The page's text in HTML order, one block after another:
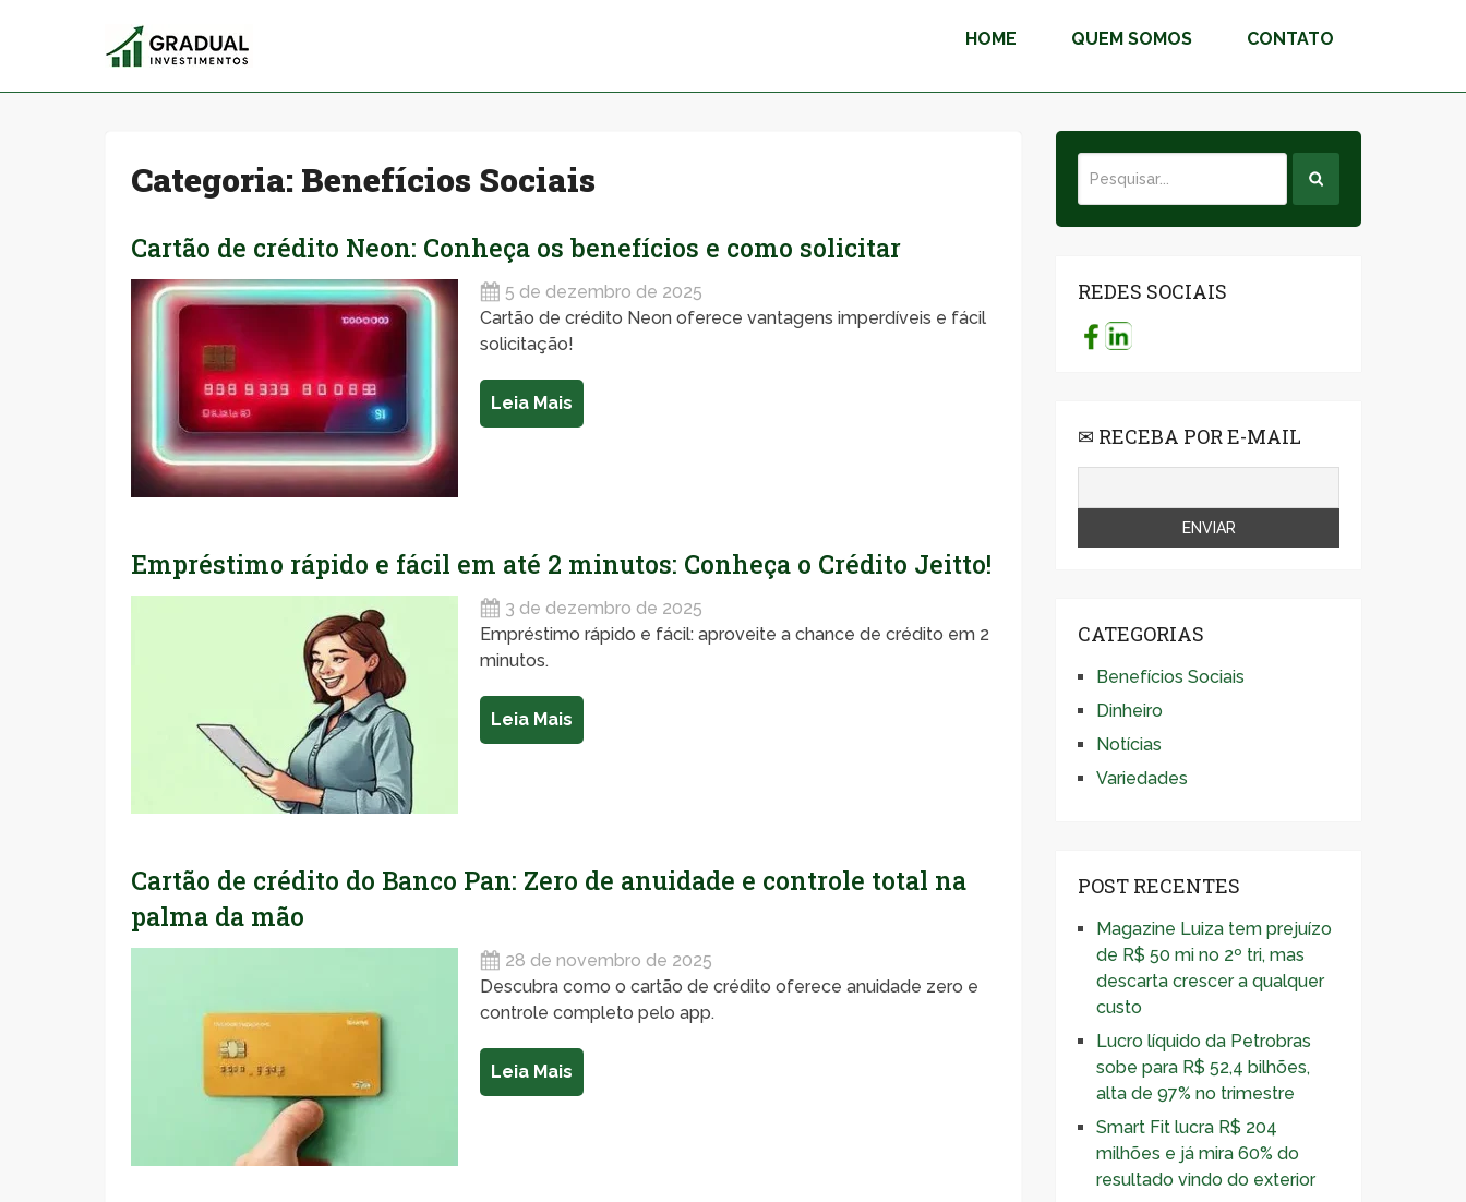
HOME QUEM SOMOS CONTATO
Categoria: Benefícios Sociais
Cartão de crédito Neon: Conheça os benefícios e como solicitar
5 de dezembro de 2025
Cartão de crédito Neon oferece vantagens imperdíveis e fácil
solicitação!
Leia Mais
Empréstimo rápido e fácil em até 2 minutos: Conheça o Crédito Jeitto!
3 de dezembro de 2025
Empréstimo rápido e fácil: aproveite a chance de crédito em 2
minutos.
Leia Mais
Cartão de crédito do Banco Pan: Zero de anuidade e controle total na
palma da mão
28 de novembro de 2025
Descubra como o cartão de crédito oferece anuidade zero e
controle completo pelo app.
Leia Mais
REDES SOCIAIS
✉ RECEBA POR E-MAIL
CATEGORIAS
Benefícios Sociais
Dinheiro
Notícias
Variedades
POST RECENTES
Magazine Luiza tem prejuízo
de R$ 50 mi no 2º tri, mas
descarta crescer a qualquer
custo
Lucro líquido da Petrobras
sobe para R$ 52,4 bilhões,
alta de 97% no trimestre
Smart Fit lucra R$ 204
milhões e já mira 60% do
resultado vindo do exterior